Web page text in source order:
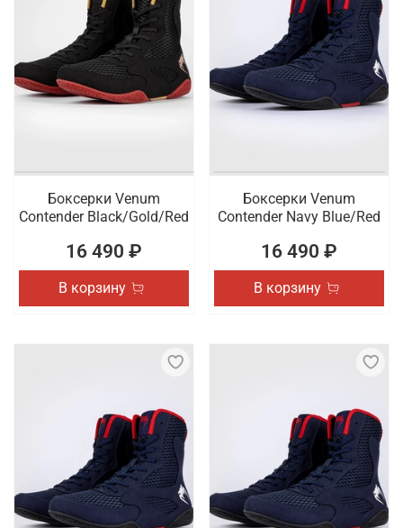
Боксерки Venum
Contender Black/Gold/Red
16 490 ₽
В корзину
Боксерки Venum
Contender Navy Blue/Red
16 490 ₽
В корзину